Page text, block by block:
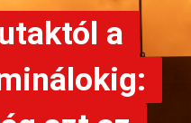
a
a